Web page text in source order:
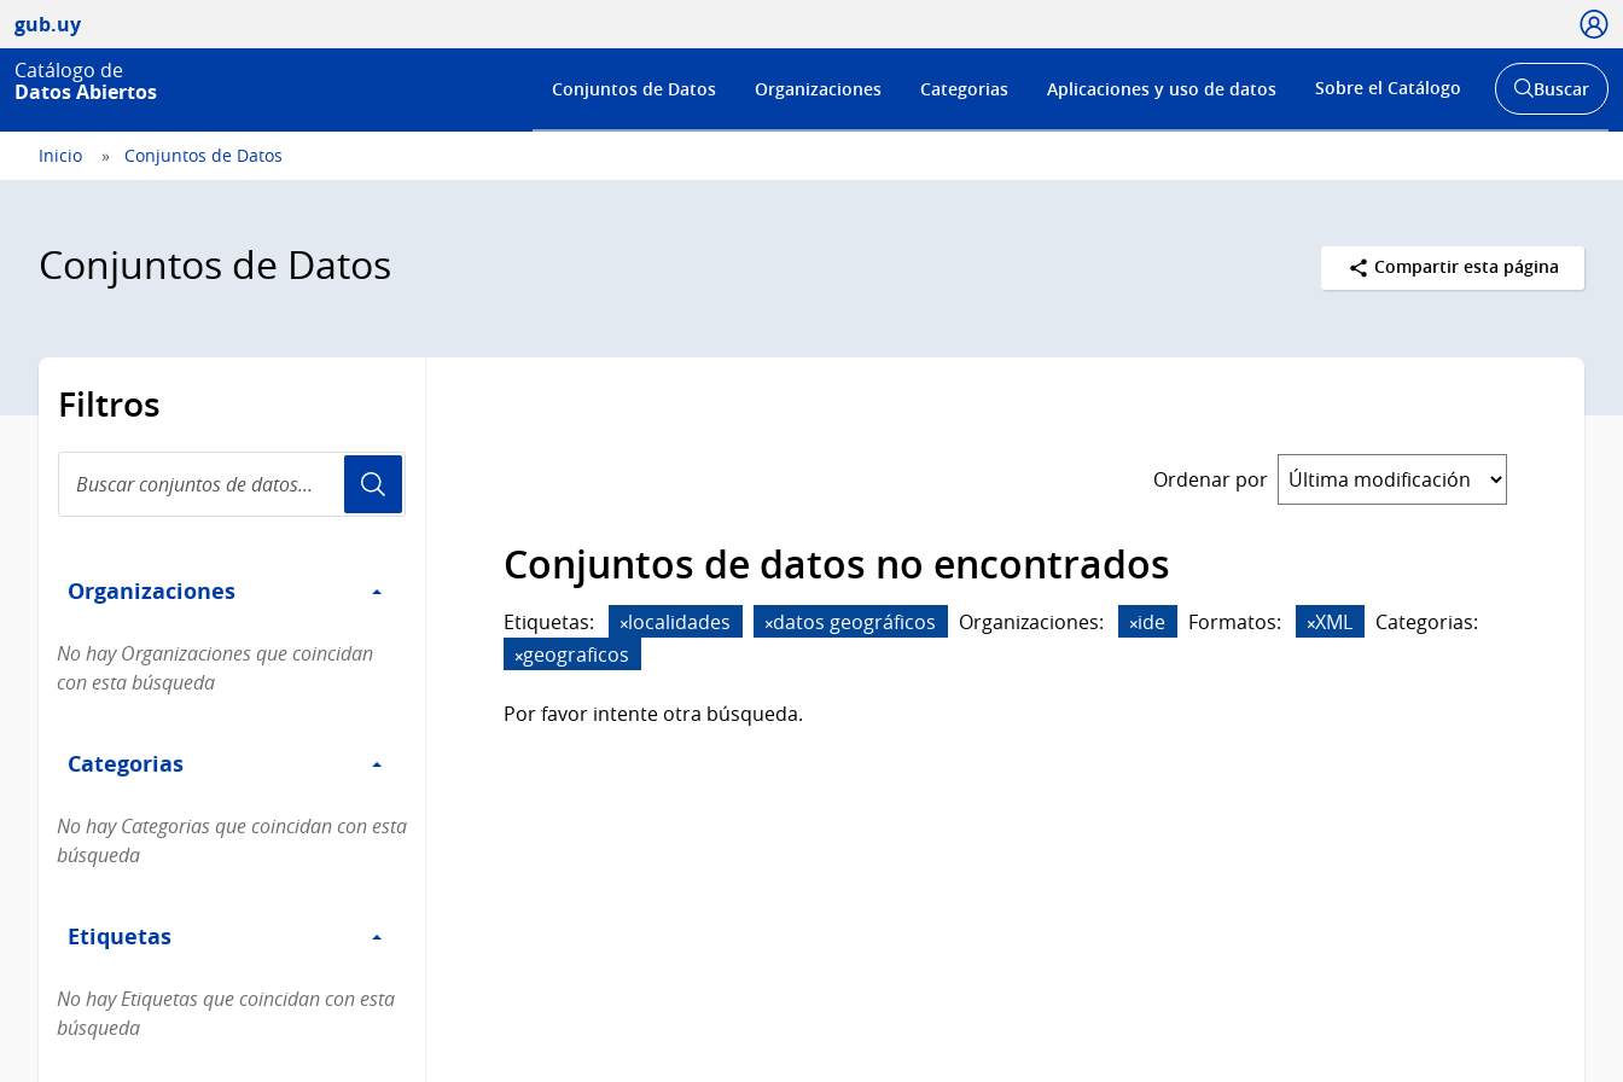
gub.uy
Catálogo de
Datos Abiertos
Menú
de
Conjuntos de Datos Organizaciones Categorias Aplicaciones y uso de datos Sobre el Catálogo
Abrir
buscador
Buscar
Inicio Conjuntos de Datos
Conjuntos de Datos Compartir esta página
Filtros
conjuntos
de
Organizaciones
Organizaciones
No hay Organizaciones que coincidan
con esta búsqueda
Categorias
Categorias
No hay Categorias que coincidan con esta
búsqueda
Etiquetas
Etiquetas
No hay Etiquetas que coincidan con esta
búsqueda
Ordenar por
Conjuntos de datos no encontrados
Etiquetas: localidades datos geográficos Organizaciones: ide Formatos: XML
Categorias:
geograficos
Por favor intente otra búsqueda.